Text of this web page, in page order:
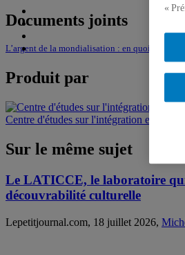
Documents joints
L’argent de la mondialisation : en quoi pose-t-il
Produit par
Centre d'études sur l'intégration et la
Sur le même sujet
Le LATICCE, le laboratoire
découvrabilité culturelle
Lepetitjournal.com, 18 juillet 2026,
«